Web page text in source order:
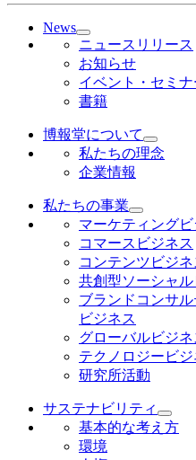
News
ニュースリリース
お知らせ
イベント・セミナ
書籍
博報堂について
私たちの理念
企業情報
私たちの事業
マーケティングビ
コマースビジネス
コンテンツビジネ
共創型ソーシャル
ブランドコンサ
ビジネス
グローバルビジネ
テクノロジービジ
研究所活動
サステナビリティ
基本的な考え方
環境